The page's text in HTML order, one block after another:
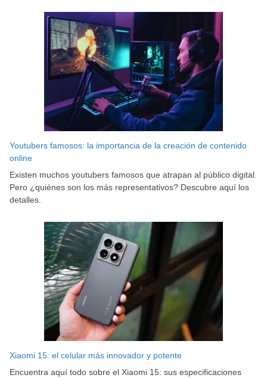
Youtubers famosos: la importancia de la creación de contenido
online
Existen muchos youtubers famosos que atrapan al público digital.
Pero ¿quiénes son los más representativos? Descubre aquí los
detalles.
Xiaomi 15: el celular más innovador y potente
Encuentra aquí todo sobre el Xiaomi 15: sus especificaciones